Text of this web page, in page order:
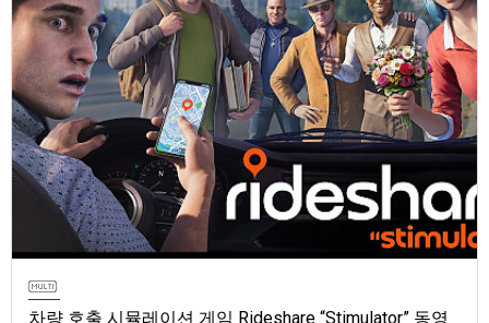
차량 호출 시뮬레이션 게임 Rideshare “Stimulator” 동영